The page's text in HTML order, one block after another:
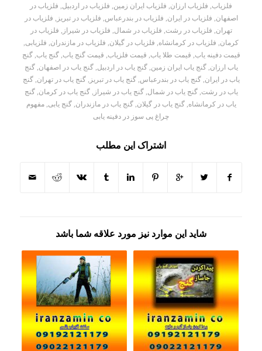
فلزیاب, فلزیاب ارزان, فلزیاب ایران زمین, فلزیاب در اردبیل, فلزیاب در
اصفهان, فلزیاب در ایران, فلزیاب در بندرعباس, فلزیاب در تبریز , فلزیاب در
تهران, فلزیاب در رشت, فلزیاب در شمال, فلزیاب در شیراز , فلزیاب در
کرمان, فلزیاب در کرمانشاه, فلزیاب در گیلان, فلزیاب در مازندران, فلزیابی,
قیمت دفینه یاب, قیمت طلا یاب, قیمت فلزیاب, قیمت گنج یاب, گنج یاب, گنج
یاب ارزان, گنج یاب ایران زمین, گنج یاب در اردبیل, گنج یاب در اصفهان, گنج
یاب در ایران, گنج یاب در بندرعباس, گنج یاب در تبریز , گنج یاب در تهران, گنج
یاب در رشت, گنج یاب در شمال, گنج یاب در شیراز , گنج یاب در کرمان, گنج
یاب در کرمانشاه, گنج یاب در گیلان, گنج یاب در مازندران, گنج یابی,مفهوم
چراغ پی سوز در دفینه یابی
اشتراک این مطلب
شاید این موارد نیز مورد علاقه شما باشد